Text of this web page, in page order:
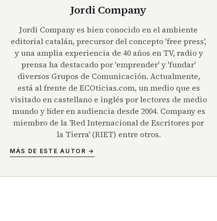
Jordi Company
Jordi Company es bien conocido en el ambiente
editorial catalán, precursor del concepto 'free press',
y una amplia experiencia de 40 años en TV, radio y
prensa ha destacado por 'emprender' y 'fundar'
diversos Grupos de Comunicación. Actualmente,
está al frente de ECOticias.com, un medio que es
visitado en castellano e inglés por lectores de medio
mundo y líder en audiencia desde 2004. Company es
miembro de la 'Red Internacional de Escritores por
la Tierra' (RIET) entre otros.
MÁS DE ESTE AUTOR →